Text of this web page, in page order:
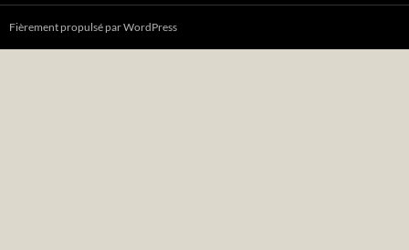
Fièrement propulsé par WordPress